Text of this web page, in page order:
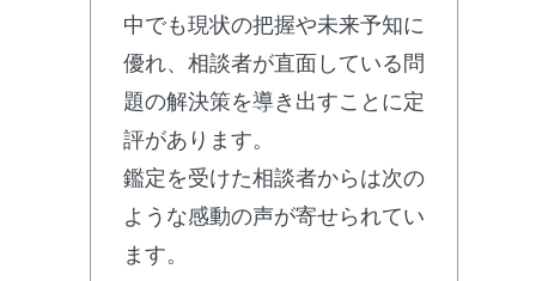
中でも現状の把握や未来予知に
優れ、相談者が直面している問
題の解決策を導き出すことに定
評があります。
鑑定を受けた相談者からは次の
ような感動の声が寄せられてい
ます。